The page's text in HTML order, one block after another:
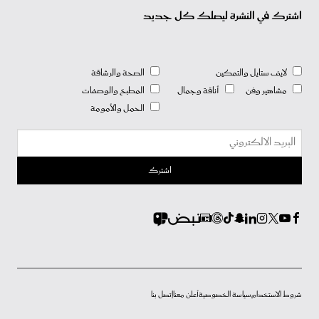
اشترك في النشرة ليصلك كل جديد
لايف ستايل والتمكين
مشاهير وفن
أناقة وجمال
الصحة والرشاقة
المطبخ والوصفات
الحمل والأمومة
شروط الاستخدامسياسة الخصوصيةأعلن معناإتصل بنا